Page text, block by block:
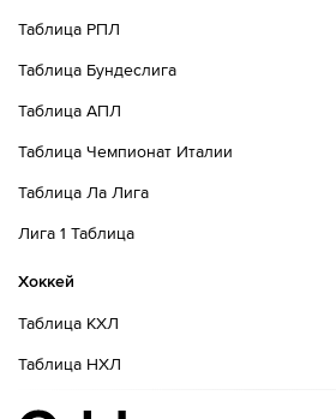
Таблица РПЛ
Таблица Бундеслига
Таблица АПЛ
Таблица Чемпионат Италии
Таблица Ла Лига
Лига 1 Таблица
Хоккей
Таблица КХЛ
Таблица НХЛ